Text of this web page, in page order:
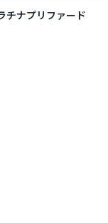
チナプリファード